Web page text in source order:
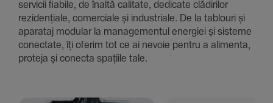
servicii fiabile, de înaltă cali­tate, dedi­cate clădi­rilor
rezi­den­țiale, comer­ciale și indus­triale. De la tablouri și
aparataj modular la managementul energiei și sisteme
conec­tate, îți oferim tot ce ai nevoie pentru a alimenta,
proteja și conecta spațiile tale.